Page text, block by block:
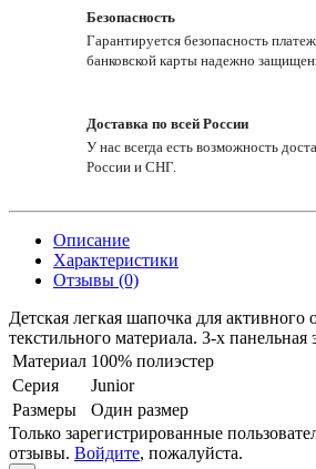
Безопасность
Гарантируется безопасность
банковской карты надежно
Доставка по всей России
У нас всегда есть возможность
России и СНГ.
Описание
Характеристики
Отзывы (0)
Детская легкая шапочка для активного
текстильного материала. 3-х
Материал 100% полиэстер
Серия
Junior
Размеры
Один размер
Только зарегистрированные
отзывы. Войдите, пожалуйста.